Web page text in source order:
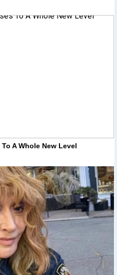
A Whole New Level